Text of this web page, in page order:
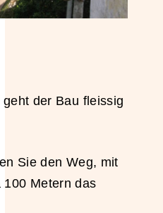
der Bau fleissig
Sie den Weg, mit
100 Metern das